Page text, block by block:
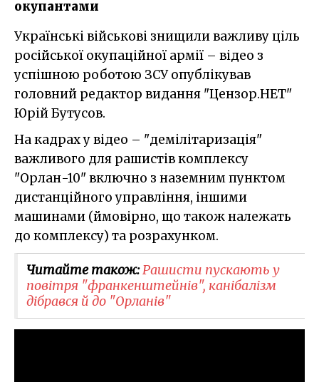
окупантами
Українські військові знищили важливу ціль
російської окупаційної армії – відео з
успішною роботою ЗСУ опублікував
головний редактор видання "Цензор.НЕТ"
Юрій Бутусов.
На кадрах у відео – "демілітаризація"
важливого для рашистів комплексу
"Орлан-10" включно з наземним пунктом
дистанційного управління, іншими
машинами (ймовірно, що також належать
до комплексу) та розрахунком.
Читайте також:Рашисти пускають у
повітря "франкенштейнів", канібалізм
дібрався й до "Орланів"